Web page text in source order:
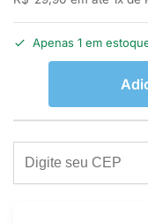
Apenas 1 em